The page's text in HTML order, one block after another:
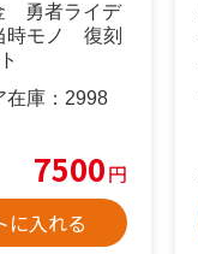
勇者ライデ
時モノ 復刻
庫： 2998
7500円
に入れる